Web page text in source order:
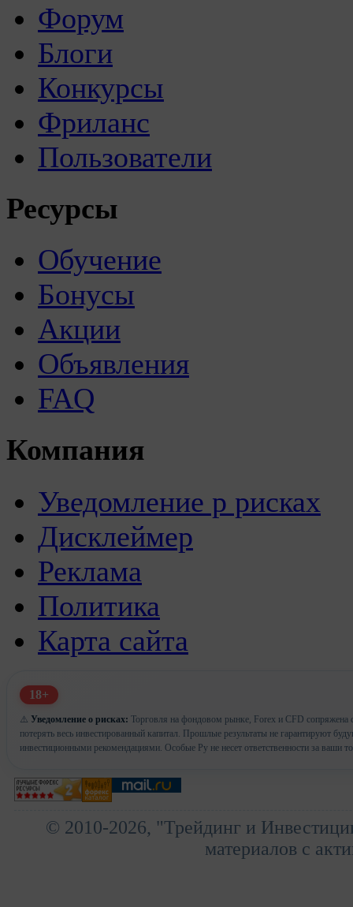
Форум
Блоги
Конкурсы
Фриланс
Пользователи
Ресурсы
Обучение
Бонусы
Акции
Объявления
FAQ
Компания
Уведомление р рисках
Дисклеймер
Реклама
Политика
Карта сайта
18+
⚠️ Уведомление о рисках: Торговля на фондовом рынке, Forex и CFD сопряжена
потерять весь инвестированный капитал. Прошлые результаты не гарантируют
инвестиционными рекомендациями. Особые Ру не несет ответственности за ваши
© 2010-2026, "Трейдинг и
материалов с